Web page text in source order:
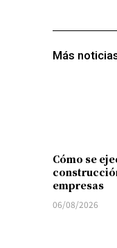
Más
Cómo se
empresas
06/08/2026